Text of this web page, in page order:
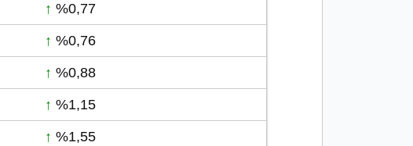
↑ %0,77
↑ %0,76
↑ %0,88
↑ %1,15
↑ %1,55